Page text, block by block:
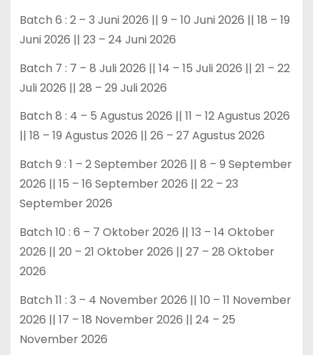
Batch 6 : 2 – 3 Juni 2026 || 9 – 10 Juni 2026 || 18 – 19
Juni 2026 || 23 – 24 Juni 2026
Batch 7 : 7 – 8 Juli 2026 || 14 – 15 Juli 2026 || 21 – 22
Juli 2026 || 28 – 29 Juli 2026
Batch 8 : 4 – 5 Agustus 2026 || 11 – 12 Agustus 2026
|| 18 – 19 Agustus 2026 || 26 – 27 Agustus 2026
Batch 9 : 1 – 2 September 2026 || 8 – 9 September
2026 || 15 – 16 September 2026 || 22 – 23
September 2026
Batch 10 : 6 – 7 Oktober 2026 || 13 – 14 Oktober
2026 || 20 – 21 Oktober 2026 || 27 – 28 Oktober
2026
Batch 11 : 3 – 4 November 2026 || 10 – 11 November
2026 || 17 – 18 November 2026 || 24 – 25
November 2026